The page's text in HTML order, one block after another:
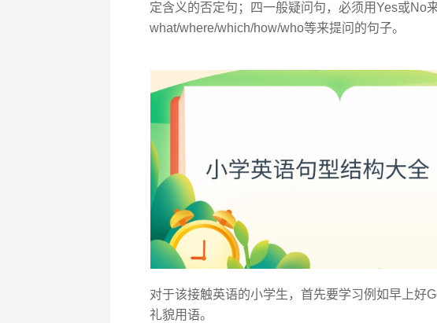
定含义的否定句；四一般疑问句，必须用Yes或No
what/where/which/how/who等来提问的句子。
对于该接触英语的小学生，首先要学习例如早上好
礼貌用语。